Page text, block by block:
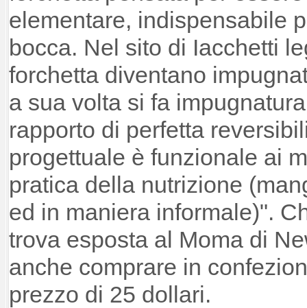
elementare, indispensabile
bocca. Nel sito di Iacchetti
forchetta diventano
a sua volta si fa
rapporto di perfetta
progettuale è funzionale ai
pratica della nutrizione
ed in maniera informale)".
trova esposta al Moma di
anche comprare in
prezzo di 25 dollari.